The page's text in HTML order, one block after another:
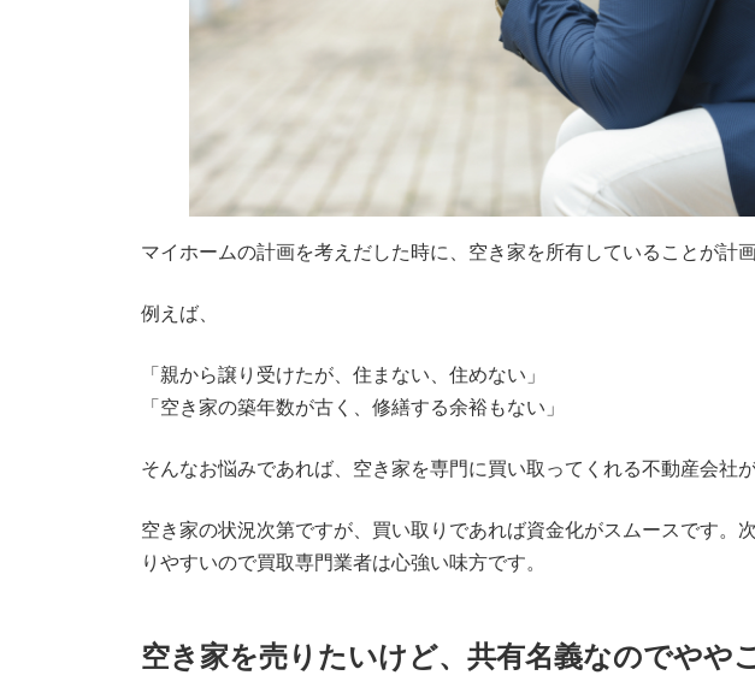
マイホームの計画を考えだした時に、空き家を所有していることが計
例えば、
「親から譲り受けたが、住まない、住めない」
「空き家の築年数が古く、修繕する余裕もない」
そんなお悩みであれば、空き家を専門に買い取ってくれる不動産会社
空き家の状況次第ですが、買い取りであれば資金化がスムースです。
りやすいので買取専門業者は心強い味方です。
空き家を売りたいけど、共有名義なのでやや